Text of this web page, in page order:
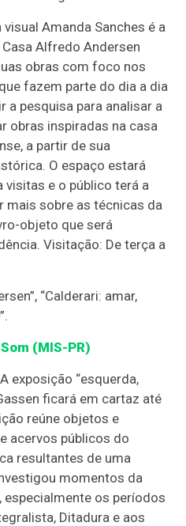
Amanda Sanches é a
Alfredo Andersen
obras com foco nos
fazem parte do dia a dia
a pesquisa para analisar a
obras inspiradas na casa
a partir de sua
O espaço estará
e o público terá a
mais sobre as técnicas da
objeto que será
Visitação: De terça a
“Calderari: amar,
(MIS-PR)
exposição “esquerda,
ficará em cartaz até
reúne objetos e
acervos públicos do
resultantes de uma
momentos da
os períodos
Ditadura e aos